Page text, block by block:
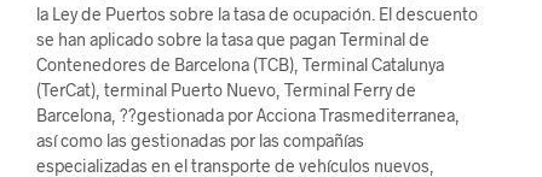
la Ley de Puertos sobre la tasa de ocupación. El descuento
se han aplicado sobre la tasa que pagan Terminal de
Contenedores de Barcelona (TCB), Terminal Catalunya
(TerCat), terminal Puerto Nuevo, Terminal Ferry de
Barcelona, ??gestionada por Acciona Trasmediterranea,
así como las gestionadas por las compañías
especializadas en el transporte de vehículos nuevos,